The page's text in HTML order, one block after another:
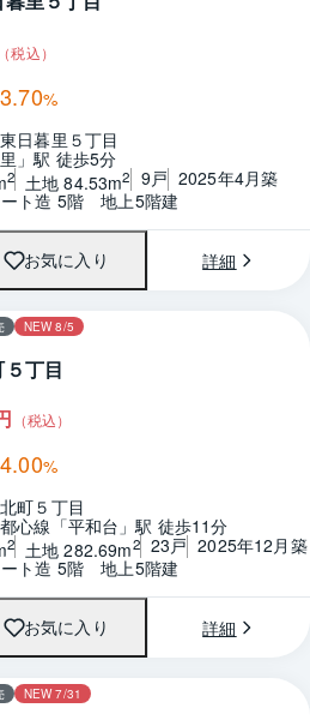
（税込）
3.70%
日暮里５丁目
」駅 徒歩5分
2 土地 84.53m2 9戸 2025年4月築
ト造 5階　地上5階建
お気に入り 詳細
NEW 8/5
丁目
（税込）
4.00%
町５丁目
心線「平和台」駅 徒歩11分
2 土地 282.69m2 23戸 2025年12月築
ト造 5階　地上5階建
お気に入り 詳細
NEW 7/31